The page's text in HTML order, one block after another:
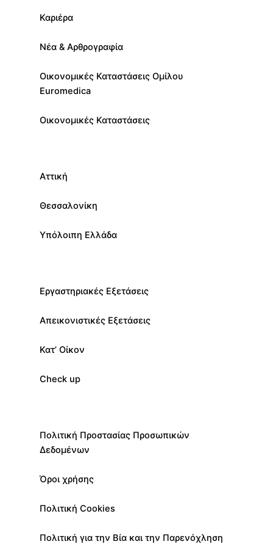
Καριέρα
Νέα & Αρθρογραφία
Οικονομικές Καταστάσεις Ομίλου
Euromedica
Οικονομικές Καταστάσεις
Αττική
Θεσσαλονίκη
Υπόλοιπη Ελλάδα
Εργαστηριακές Εξετάσεις
Απεικονιστικές Εξετάσεις
Κατ’ Οίκον
Check up
Πολιτική Προστασίας Προσωπικών
Δεδομένων
Όροι χρήσης
Πολιτική Cookies
Πολιτική για την Βία και την Παρενόχληση